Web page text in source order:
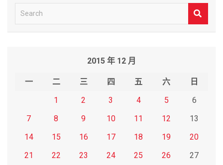
e
2015 年 12 月
一 二 三 四 五 六
日
1
2 3 4 5
6
7
8 9 10 11 12
13
14
15 16 17 18 19
20
21
22 23 24 25 26 27